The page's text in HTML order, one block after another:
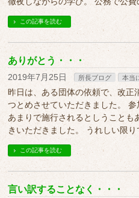
この記事を読む
ありがとう・・・
2019年7月25日 所長ブログ 本当
昨日は、ある団体の依頼で、改正
つとめさせていただきました。
あまりで施行されるとしうことも
きいただきました。 うれしい限り
この記事を読む
言い訳することなく・・・